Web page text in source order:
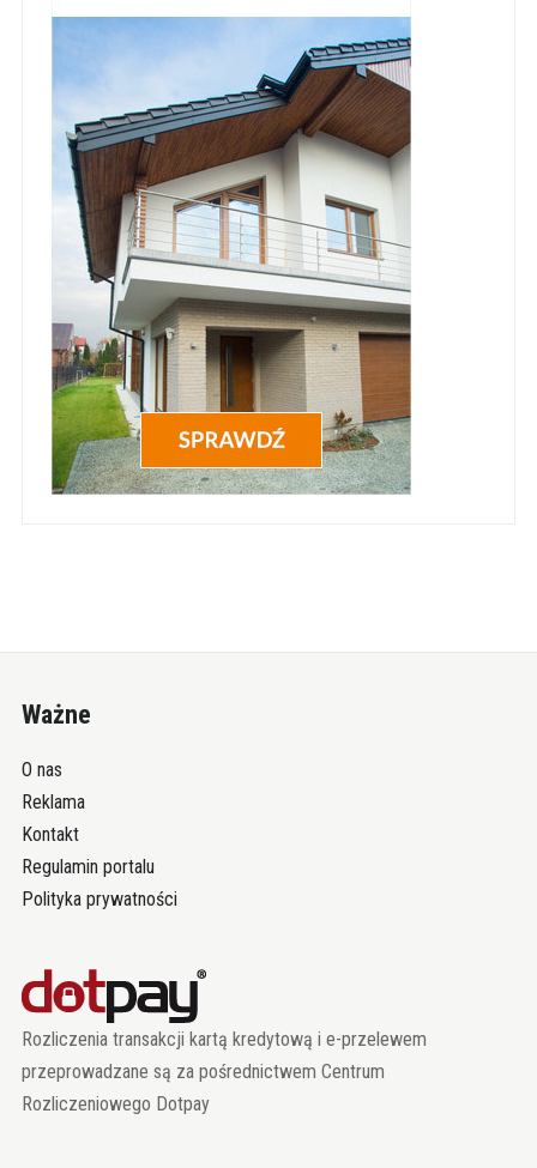
Ważne
O nas
Reklama
Kontakt
Regulamin portalu
Polityka prywatności
Rozliczenia transakcji kartą kredytową i e-przelewem
przeprowadzane są za pośrednictwem Centrum
Rozliczeniowego Dotpay